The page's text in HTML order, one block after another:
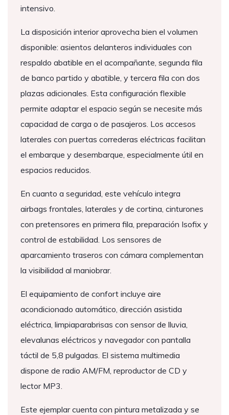
intensivo.
La disposición interior aprovecha bien el volumen
disponible: asientos delanteros individuales con
respaldo abatible en el acompañante, segunda fila
de banco partido y abatible, y tercera fila con dos
plazas adicionales. Esta configuración flexible
permite adaptar el espacio según se necesite más
capacidad de carga o de pasajeros. Los accesos
laterales con puertas correderas eléctricas facilitan
el embarque y desembarque, especialmente útil en
espacios reducidos.
En cuanto a seguridad, este vehículo integra
airbags frontales, laterales y de cortina, cinturones
con pretensores en primera fila, preparación Isofix y
control de estabilidad. Los sensores de
aparcamiento traseros con cámara complementan
la visibilidad al maniobrar.
El equipamiento de confort incluye aire
acondicionado automático, dirección asistida
eléctrica, limpiaparabrisas con sensor de lluvia,
elevalunas eléctricos y navegador con pantalla
táctil de 5,8 pulgadas. El sistema multimedia
dispone de radio AM/FM, reproductor de CD y
lector MP3.
Este ejemplar cuenta con pintura metalizada y se